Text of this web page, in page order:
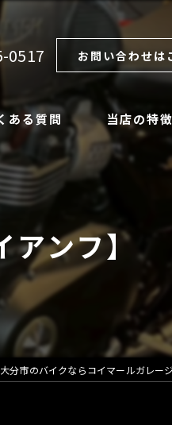
0517 お問い合わせは
ある質問 当店の特徴
サンダーモ
マットモータ
アパレル
カフェ
アンフ】
分市のバイクならコイマールガレージ